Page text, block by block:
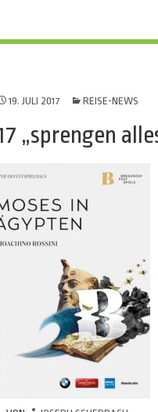
19. JULI 2017 REISE-NEWS
„sprengen